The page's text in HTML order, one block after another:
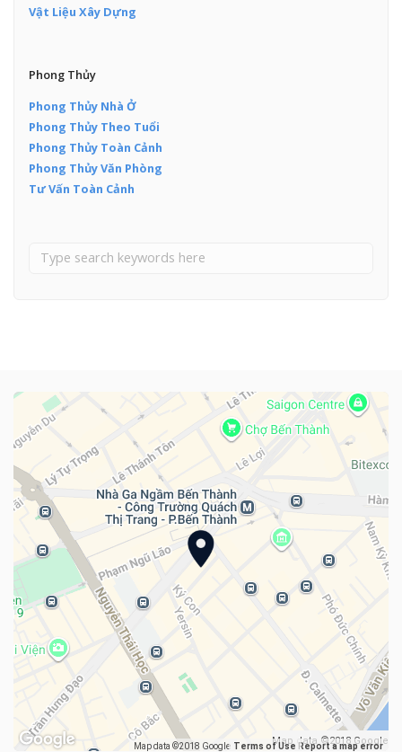
Vật Liệu Xây Dựng
Phong Thủy
Phong Thủy Nhà Ở
Phong Thủy Theo Tuổi
Phong Thủy Toàn Cảnh
Phong Thủy Văn Phòng
Tư Vấn Toàn Cảnh
Map data ©2018 Google Map data ©2018 Google
Terms of Use Report a map error